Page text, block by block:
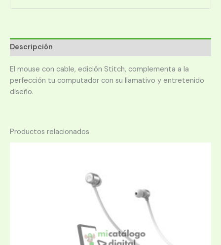
cantidad
Descripción
El mouse con cable, edición Stitch, complementa a la
perfección tu computador con su llamativo y entretenido
diseño.
Productos relacionados